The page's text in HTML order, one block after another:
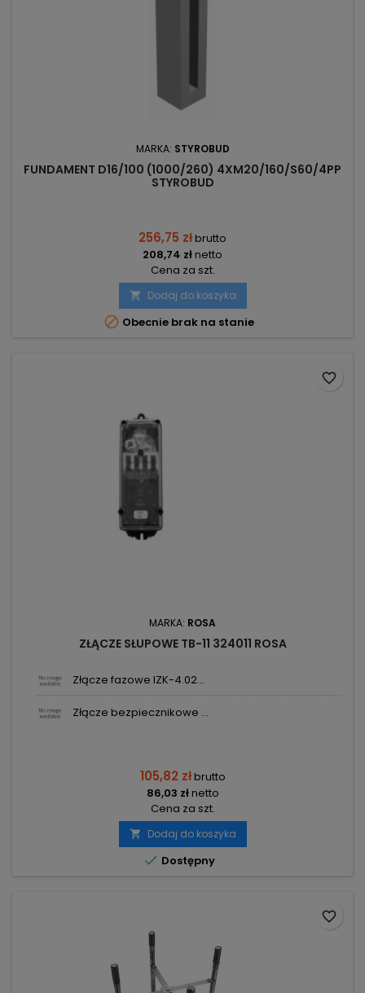
MARKA: STYROBUD
FUNDAMENT D16/100 (1000/260) 4XM20/160/S60/4PP
STYROBUD
256,75 złbrutto
208,74 złnetto
Cena za szt.
 Dodaj do koszyka
 Obecnie brak na stanie
MARKA: ROSA
ZŁĄCZE SŁUPOWE TB-11 324011 ROSA
Złącze fazowe IZK-4.02...
Złącze bezpiecznikowe ...
105,82 złbrutto
86,03 złnetto
Cena za szt.
 Dodaj do koszyka
 Dostępny
favorite_border
favorite_border